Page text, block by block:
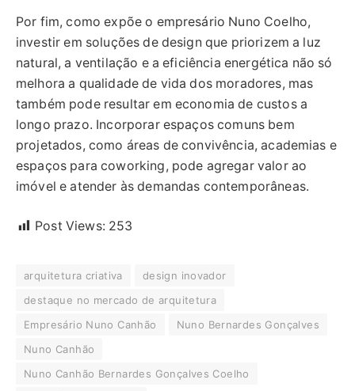
Por fim, como expõe o empresário Nuno Coelho,
investir em soluções de design que priorizem a luz
natural, a ventilação e a eficiência energética não só
melhora a qualidade de vida dos moradores, mas
também pode resultar em economia de custos a
longo prazo. Incorporar espaços comuns bem
projetados, como áreas de convivência, academias e
espaços para coworking, pode agregar valor ao
imóvel e atender às demandas contemporâneas.
Post Views: 253
arquitetura criativa
design inovador
destaque no mercado de arquitetura
Empresário Nuno Canhão
Nuno Bernardes Gonçalves
Nuno Canhão
Nuno Canhão Bernardes Gonçalves Coelho